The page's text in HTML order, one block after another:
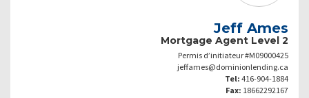
Jeff Ames
Mortgage Agent Level 2
Permis d’initiateur #M09000425
jeffames@dominionlending.ca
Tel: 416-904-1884
Fax: 18662292167